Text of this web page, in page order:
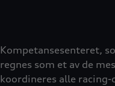
Kompetansesenteret,
regnes som et av de
koordineres alle